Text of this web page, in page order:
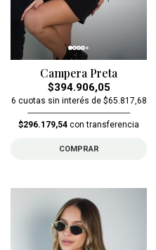
Campera Preta
$394.906,05
6 cuotas sin interés de $65.817,68
$296.179,54 con transferencia
COMPRAR